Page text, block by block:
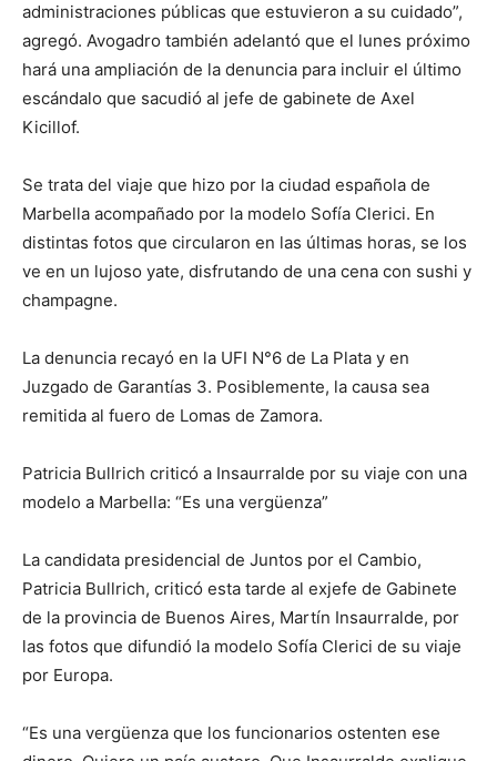
administraciones públicas que estuvieron a su cuidado”,
agregó. Avogadro también adelantó que el lunes próximo
hará una ampliación de la denuncia para incluir el último
escándalo que sacudió al jefe de gabinete de Axel
Kicillof.
Se trata del viaje que hizo por la ciudad española de
Marbella acompañado por la modelo Sofía Clerici. En
distintas fotos que circularon en las últimas horas, se los
ve en un lujoso yate, disfrutando de una cena con sushi y
champagne.
La denuncia recayó en la UFI N°6 de La Plata y en
Juzgado de Garantías 3. Posiblemente, la causa sea
remitida al fuero de Lomas de Zamora.
Patricia Bullrich criticó a Insaurralde por su viaje con una
modelo a Marbella: “Es una vergüenza”
La candidata presidencial de Juntos por el Cambio,
Patricia Bullrich, criticó esta tarde al exjefe de Gabinete
de la provincia de Buenos Aires, Martín Insaurralde, por
las fotos que difundió la modelo Sofía Clerici de su viaje
por Europa.
“Es una vergüenza que los funcionarios ostenten ese